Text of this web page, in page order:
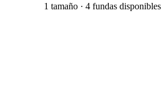
1 tamaño · 4 fundas disponibles